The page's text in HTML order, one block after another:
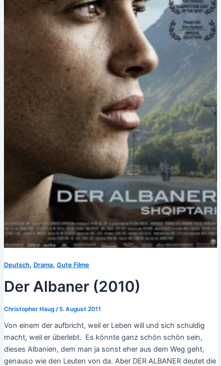
Deutsch, Drama, Gute Filme
Der Albaner (2010)
Christopher Haug / 5. August 2011
Von einem der aufbricht, weil er Leben will und sich schuldig
macht, weil er überlebt. Es könnte ganz schön schön sein,
dieses Albanien, dem man ja sonst eher aus dem Weg geht,
genauso wie den Leuten von da. Aber DER ALBANER deutet die